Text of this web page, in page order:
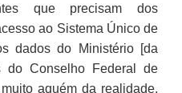
que precisam dos
ao Sistema Único de
dados do Ministério [da
do Conselho Federal de
aquém da realidade.